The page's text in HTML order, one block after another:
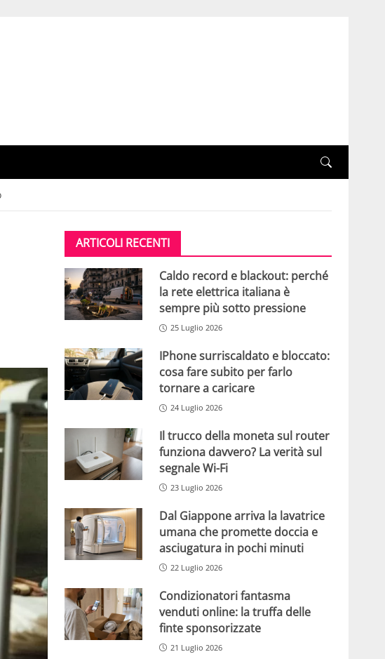
ARTICOLI RECENTI
Caldo record e blackout: perché
la rete elettrica italiana è
sempre più sotto pressione
25 Luglio 2026
IPhone surriscaldato e bloccato:
cosa fare subito per farlo
tornare a caricare
24 Luglio 2026
Il trucco della moneta sul router
funziona davvero? La verità sul
segnale Wi-Fi
23 Luglio 2026
Dal Giappone arriva la lavatrice
umana che promette doccia e
asciugatura in pochi minuti
22 Luglio 2026
Condizionatori fantasma
venduti online: la truffa delle
finte sponsorizzate
21 Luglio 2026